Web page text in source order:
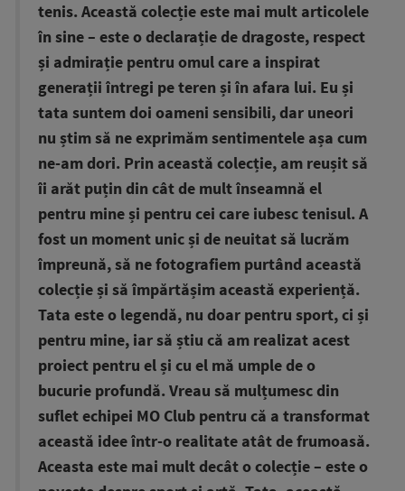
tenis. Această colecție este mai mult articolele
în sine – este o declarație de dragoste, respect
și admirație pentru omul care a inspirat
generații întregi pe teren și în afara lui. Eu și
tata suntem doi oameni sensibili, dar uneori
nu știm să ne exprimăm sentimentele așa cum
ne-am dori. Prin această colecție, am reușit să
îi arăt puțin din cât de mult înseamnă el
pentru mine și pentru cei care iubesc tenisul. A
fost un moment unic și de neuitat să lucrăm
împreună, să ne fotografiem purtând această
colecție și să împărtășim această experiență.
Tata este o legendă, nu doar pentru sport, ci și
pentru mine, iar să știu că am realizat acest
proiect pentru el și cu el mă umple de o
bucurie profundă. Vreau să mulțumesc din
suflet echipei MO Club pentru că a transformat
această idee într-o realitate atât de frumoasă.
Aceasta este mai mult decât o colecție – este o